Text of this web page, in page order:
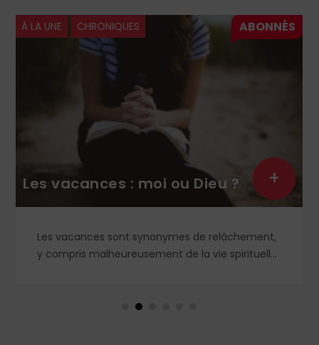
À LA UNE CHRONIQUES
Les vacances : moi ou Dieu ?
Les vacances sont synonymes de relâchement,
y compris malheureusement de la vie spirituelle.
Jésus, celui que nous ne trouverons qu'en Dieu ?
+